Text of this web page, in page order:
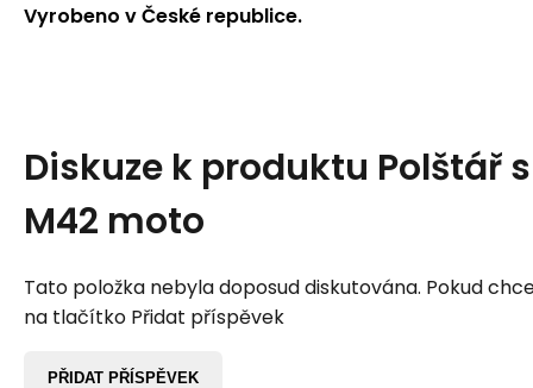
Vyrobeno v České republice.
Diskuze k produktu Polštář
M42 moto
Tato položka nebyla doposud diskutována. Pokud
na tlačítko Přidat příspěvek
PŘIDAT PŘÍSPĚVEK